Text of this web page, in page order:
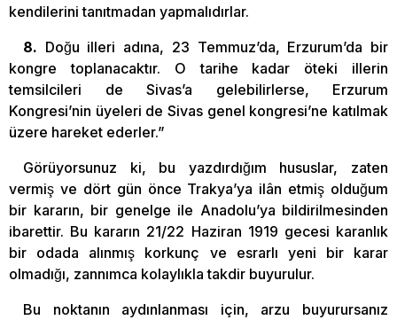
kendilerini tanıtmadan yapmalıdırlar.
8. Doğu illeri adına, 23 Temmuz’da, Erzurum’da bir
kongre toplanacaktır. O tarihe kadar öteki illerin
temsilcileri de Sivas’a gelebilirlerse, Erzurum
Kongresi’nin üyeleri de Sivas genel kongresi’ne katılmak
üzere hareket ederler.”
Görüyorsunuz ki, bu yazdırdığım hususlar, zaten
vermiş ve dört gün önce Trakya’ya ilân etmiş olduğum
bir kararın, bir genelge ile Anadolu’ya bildirilmesinden
ibarettir. Bu kararın 21/22 Haziran 1919 gecesi karanlık
bir odada alınmış korkunç ve esrarlı yeni bir karar
olmadığı, zannımca kolaylıkla takdir buyurulur.
Bu noktanın aydınlanması için, arzu buyurursanız